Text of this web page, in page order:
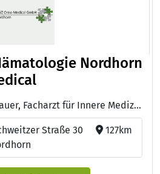
Nordhorn
Ärzte: Dr. med. Uwe Sauer, Facharzt für Innere Medizin, Hämatologie und Internistische Onkologie, Palliativmedizin und Rettungsmedizin - Max Podewski, Facharzt für Innere Medizin mit Schwerpunkt Hämatologie und Onkologie, Palliativmedizin
Straße 30
127km